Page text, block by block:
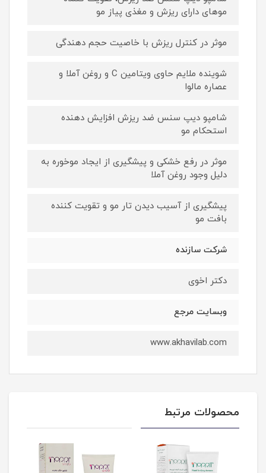
موهای دارای ریزش و مغذی پیاز مو
موثر در کنترل ریزش با خاصیت حجم دهندگی
شوینده ملایم حاوی ویتامین C و روغن آملا و
عصاره مالوا
شامپو دیپ سنس ضد ریزش افزایش دهنده
استحکام مو
موثر در رفع خشکی و پیشگیری از ایجاد موخوره به
دلیل وجود روغن آملا
پیشگیری از آسیب دیدن تار مو و تقویت کننده
بافت مو
شرکت سازنده
دکتر اخوی
وبسایت مرجع
www.akhavilab.com
محصولات مرتبط